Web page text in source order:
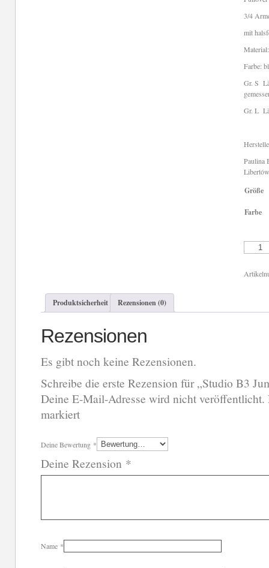
3/4
mit
Farbe:
Gr. S
Gr. L
Paulina
Größe
Farbe
Studio
Kamika
Produktsicherheit Rezensionen (0)
Rezensionen
Es gibt noch keine Rezensionen.
Schreibe die erste Rezension für „Studio B3
Deine E-Mail-Adresse wird nicht veröffentlicht.
markiert
Deine Bewertung *
Deine Rezension *
Name *